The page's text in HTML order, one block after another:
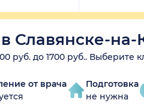
Славянске-на-
руб. до 1700 руб.. Выберите
от врача
Подготовка
не нужна